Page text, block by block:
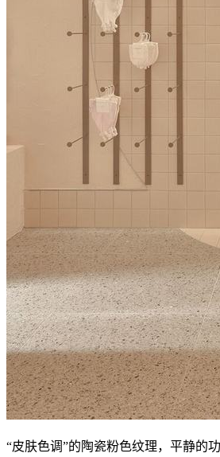
“皮肤色调”的陶瓷粉色纹理，平静的